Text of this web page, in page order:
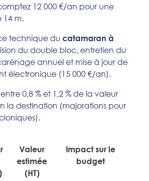
12 000 €/an pour une
14 m.
technique du catamaran à
du double bloc, entretien du
annuel et mise à jour de
électronique (15 000 €/an).
0,8 % et 1,2 % de la valeur
la destination (majorations pour
Valeur
estimée
(HT)
Impact sur le
budget